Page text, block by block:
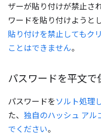
ザーが貼り付けが禁止さ
ワードを貼り付けようと
貼り付けを禁止してもク
ことはできません。
パスワードを平文
パスワードを ソルト処理
た、 独自のハッシュ アル
でください。